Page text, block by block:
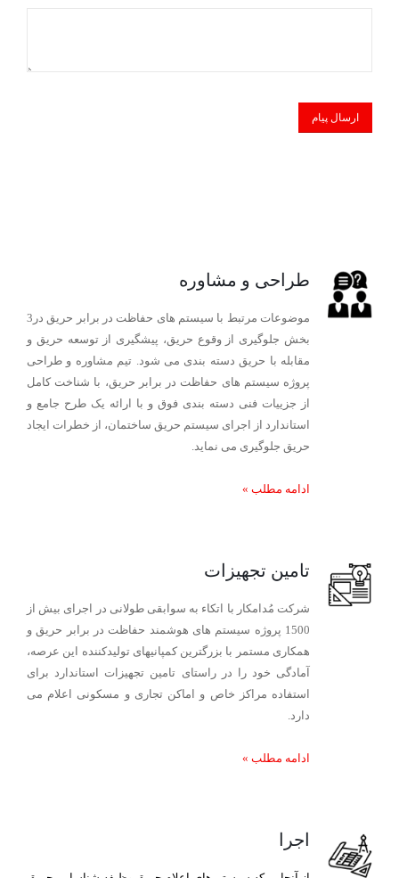
طراحی و مشاوره
موضوعات مرتبط با سیستم های حفاظت در برابر حریق در3
بخش جلوگیری از وقوع حریق، پیشگیری از توسعه حریق و
مقابله با حریق دسته بندی می شود. تیم مشاوره و طراحی
پروژه سیستم های حفاظت در برابر حریق، با شناخت کامل
از جزییات فنی دسته بندی فوق و با ارائه یک طرح جامع و
استاندارد از اجرای سیستم حریق ساختمان، از خطرات ایجاد
حریق جلوگیری می نماید.
ادامه مطلب »
تامین تجهیزات
شرکت مُدامکار با اتکاء به سوابقی طولانی در اجرای بیش از
1500 پروژه سیستم های هوشمند حفاظت در برابر حریق و
همکاری مستمر با بزرگترین کمپانیهای تولیدکننده این عرصه،
آمادگی خود را در راستای تامین تجهیزات استاندارد برای
استفاده مراکز خاص و اماکن تجاری و مسکونی اعلام می
دارد.
ادامه مطلب »
اجرا